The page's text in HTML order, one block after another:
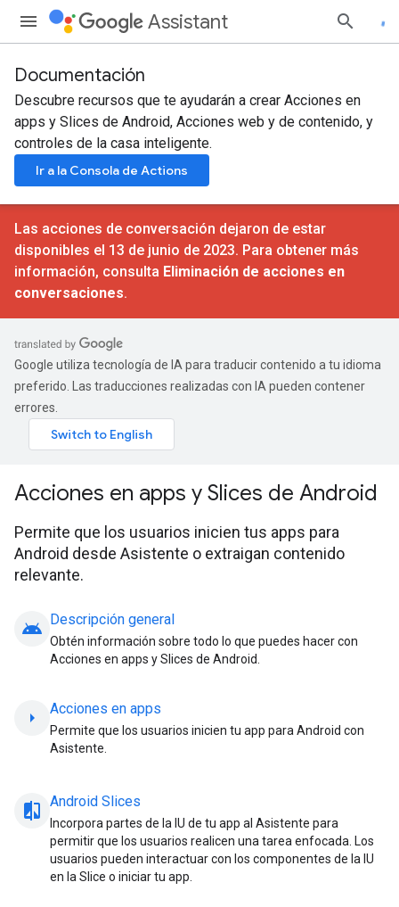
Assistant
Documentación
Descubre recursos que te ayudarán a crear Acciones en
apps y Slices de Android, Acciones web y de contenido, y
controles de la casa inteligente.
Ir a la Consola de Actions
Las acciones de conversación dejaron de estar
disponibles el 13 de junio de 2023. Para obtener más
información, consulta Eliminación de acciones en
conversaciones.
Google utiliza tecnología de IA para traducir contenido a tu idioma
preferido. Las traducciones realizadas con IA pueden contener
errores.
Acciones en apps y Slices de Android
Permite que los usuarios inicien tus apps para
Android desde Asistente o extraigan contenido
relevante.
android Descripción general
Obtén información sobre todo lo que puedes hacer con
Acciones en apps y Slices de Android.
arrow_right Acciones en apps
Permite que los usuarios inicien tu app para Android con
Asistente.
compare_arrow
Android Slices
Incorpora partes de la IU de tu app al Asistente para
permitir que los usuarios realicen una tarea enfocada. Los
usuarios pueden interactuar con los componentes de la IU
en la Slice o iniciar tu app.